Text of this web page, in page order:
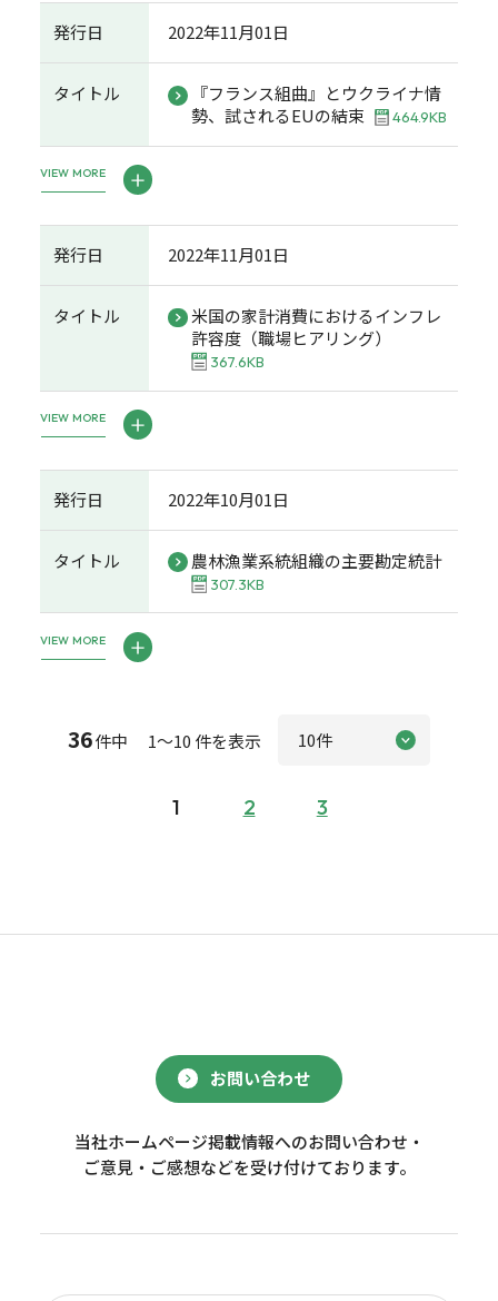
発行日 2022年11月01日
タイトル
『フランス組曲』とウクライナ情
勢、試されるEUの結束
464.9KB
VIEW MORE
発行日 2022年11月01日
タイトル
米国の家計消費におけるインフレ
許容度（職場ヒアリング）
367.6KB
VIEW MORE
発行日 2022年10月01日
タイトル 農林漁業系統組織の主要勘定統計
307.3KB
VIEW MORE
36件中 1～10 件を表示
1 2 3
お問い合わせ
当社ホームページ掲載情報へのお問い合わせ・
ご意見・ご感想などを受け付けております。